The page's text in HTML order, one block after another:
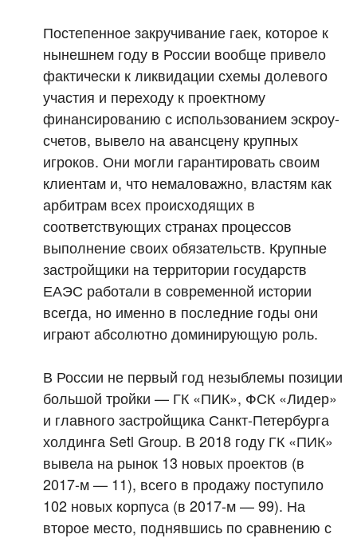
Постепенное закручивание гаек, которое к
нынешнем году в России вообще привело
фактически к ликвидации схемы долевого
участия и переходу к проектному
финансированию с использованием эскроу-
счетов, вывело на авансцену крупных
игроков. Они могли гарантировать своим
клиентам и, что немаловажно, властям как
арбитрам всех происходящих в
соответствующих странах процессов
выполнение своих обязательств. Крупные
застройщики на территории государств
ЕАЭС работали в современной истории
всегда, но именно в последние годы они
играют абсолютно доминирующую роль.
В России не первый год незыблемы позиции
большой тройки — ГК «ПИК», ФСК «Лидер»
и главного застройщика Санкт-Петербурга
холдинга Setl Group. В 2018 году ГК «ПИК»
вывела на рынок 13 новых проектов (в
2017-м — 11), всего в продажу поступило
102 новых корпуса (в 2017-м — 99). На
второе место, поднявшись по сравнению с